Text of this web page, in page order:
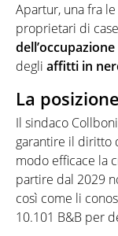
Apartur, una fra
proprietari di
degli affitti in
La
Il sindaco
garantire il diritto
modo efficace la
partire dal 2029
così come li
10.101 B&B per